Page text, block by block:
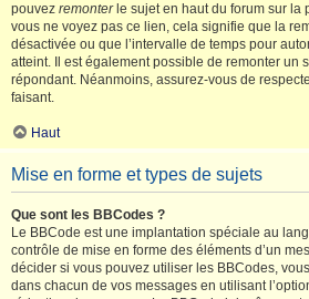
pouvez remonterle sujet en haut du forum sur la
vous ne voyez pas ce lien, cela signifie que la
désactivée ou que l’intervalle de temps pour
atteint. Il est également possible de remonter un
répondant. Néanmoins, assurez-vous de
faisant.
Haut
Mise en forme et types de sujets
Que sont les BBCodes ?
Le BBCode est une implantation spéciale au
contrôle de mise en forme des éléments d’un
décider si vous pouvez utiliser les BBCodes,
dans chacun de vos messages en utilisant